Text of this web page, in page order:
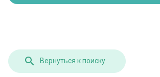
Вернуться к поиску